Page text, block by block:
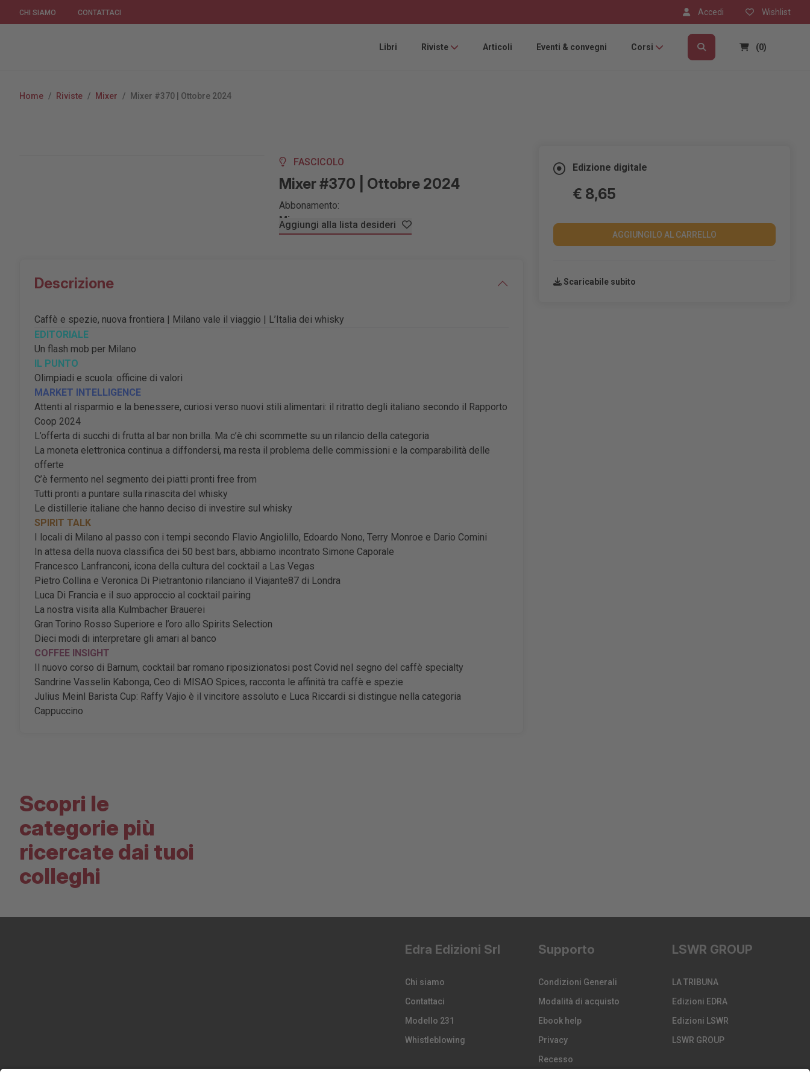
CHI SIAMO CONTATTACI Accedi Wishlist
Libri Riviste Articoli Eventi & convegni Corsi (0)
Home / Riviste / Mixer / Mixer #370 | Ottobre 2024
FASCICOLO
Mixer #370 | Ottobre 2024
Abbonamento:
Mixer
Aggiungi alla lista desideri
Descrizione
Caffè e spezie, nuova frontiera | Milano vale il viaggio | L’Italia dei whisky
EDITORIALE
Un flash mob per Milano
IL PUNTO
Olimpiadi e scuola: officine di valori
MARKET INTELLIGENCE
Attenti al risparmio e la benessere, curiosi verso nuovi stili alimentari: il ritratto degli italiano secondo il Rapporto
Coop 2024
L’offerta di succhi di frutta al bar non brilla. Ma c’è chi scommette su un rilancio della categoria
La moneta elettronica continua a diffondersi, ma resta il problema delle commissioni e la comparabilità delle
offerte
C’è fermento nel segmento dei piatti pronti free from
Tutti pronti a puntare sulla rinascita del whisky
Le distillerie italiane che hanno deciso di investire sul whisky
SPIRIT TALK
I locali di Milano al passo con i tempi secondo Flavio Angiolillo, Edoardo Nono, Terry Monroe e Dario Comini
In attesa della nuova classifica dei 50 best bars, abbiamo incontrato Simone Caporale
Francesco Lanfranconi, icona della cultura del cocktail a Las Vegas
Pietro Collina e Veronica Di Pietrantonio rilanciano il Viajante87 di Londra
Luca Di Francia e il suo approccio al cocktail pairing
La nostra visita alla Kulmbacher Brauerei
Gran Torino Rosso Superiore e l’oro allo Spirits Selection
Dieci modi di interpretare gli amari al banco
COFFEE INSIGHT
Il nuovo corso di Barnum, cocktail bar romano riposizionatosi post Covid nel segno del caffè specialty
Sandrine Vasselin Kabonga, Ceo di MISAO Spices, racconta le affinità tra caffè e spezie
Julius Meinl Barista Cup: Raffy Vajio è il vincitore assoluto e Luca Riccardi si distingue nella categoria
Cappuccino
Edizione digitale
€ 8,65
AGGIUNGILO AL CARRELLO
Scaricabile subito
Scopri le
categorie più
ricercate dai tuoi
colleghi
Edra Edizioni Srl
Chi siamo
Contattaci
Modello 231
Whistleblowing
Supporto
Condizioni Generali
Modalità di acquisto
Ebook help
Privacy
Recesso
LSWR GROUP
LA TRIBUNA
Edizioni EDRA
Edizioni LSWR
LSWR GROUP